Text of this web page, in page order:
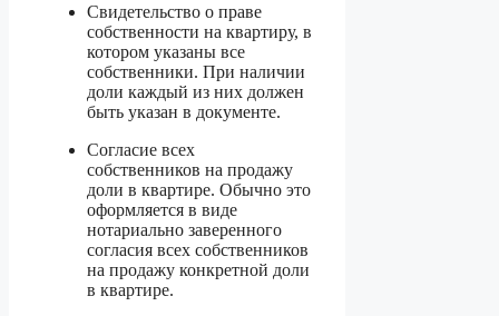
Свидетельство о праве
собственности на квартиру, в
котором указаны все
собственники. При наличии
доли каждый из них должен
быть указан в документе.
Согласие всех
собственников на продажу
доли в квартире. Обычно это
оформляется в виде
нотариально заверенного
согласия всех собственников
на продажу конкретной доли
в квартире.